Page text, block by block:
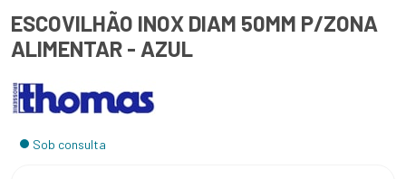
ESCOVILHÃO INOX DIAM 50MM P/ZONA
ALIMENTAR - AZUL
Sob consulta